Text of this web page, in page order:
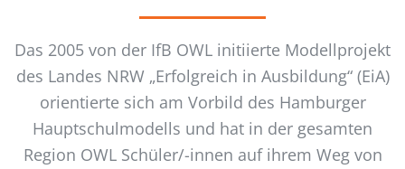
Das 2005 von der IfB OWL initiierte Modellprojekt
des Landes NRW „Erfolgreich in Ausbildung“ (EiA)
orientierte sich am Vorbild des Hamburger
Hauptschulmodells und hat in der gesamten
Region OWL Schüler/-innen auf ihrem Weg von